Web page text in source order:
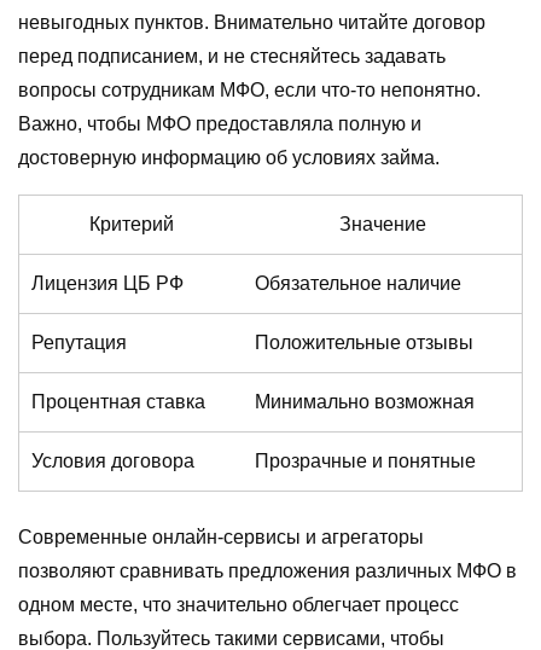
невыгодных пунктов. Внимательно читайте договор
перед подписанием, и не стесняйтесь задавать
вопросы сотрудникам МФО, если что-то непонятно.
Важно, чтобы МФО предоставляла полную и
достоверную информацию об условиях займа.
Критерий Значение
Лицензия ЦБ РФ Обязательное наличие
Репутация Положительные отзывы
Процентная ставка Минимально возможная
Условия договора Прозрачные и понятные
Современные онлайн-сервисы и агрегаторы
позволяют сравнивать предложения различных МФО в
одном месте, что значительно облегчает процесс
выбора. Пользуйтесь такими сервисами, чтобы